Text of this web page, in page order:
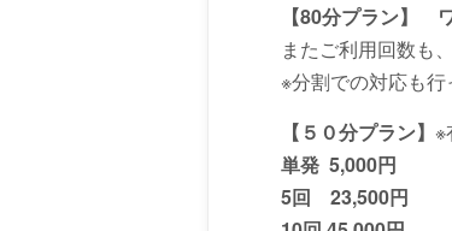
【80分プラン】
またご利用回数も
※分割での対応も行
【５０分プラン】 ※
単発 5,000円
5回 23,500円